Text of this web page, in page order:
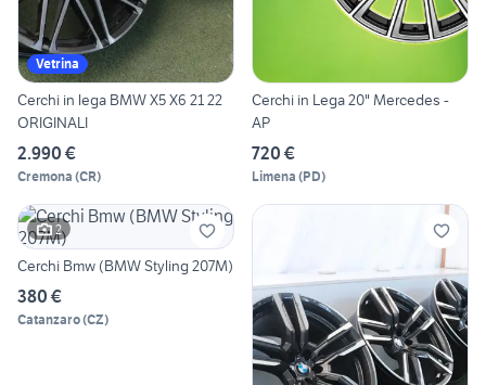
Vetrina
Cerchi in lega BMW X5 X6 21 22
ORIGINALI
2.990 €
Cremona (CR)
Cerchi in Lega 20" Mercedes -
AP
720 €
Limena (PD)
2
Cerchi Bmw (BMW Styling 207M)
380 €
Catanzaro(CZ)